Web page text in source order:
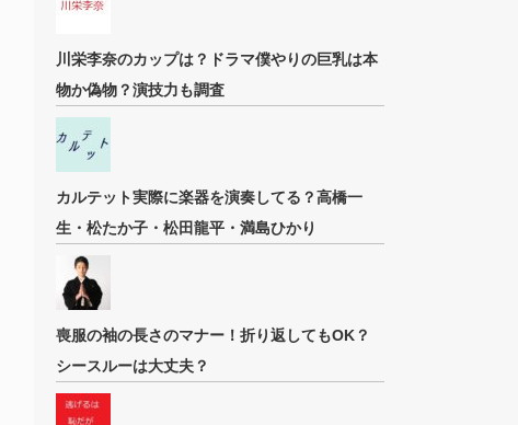
川栄李奈のカップは？ドラマ僕やりの巨乳は本
物か偽物？演技力も調査
カルテット実際に楽器を演奏してる？高橋一
生・松たか子・松田龍平・満島ひかり
喪服の袖の長さのマナー！折り返してもOK？
シースルーは大丈夫？